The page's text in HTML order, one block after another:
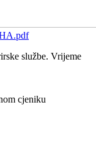
službe. Vrijeme
cjeniku